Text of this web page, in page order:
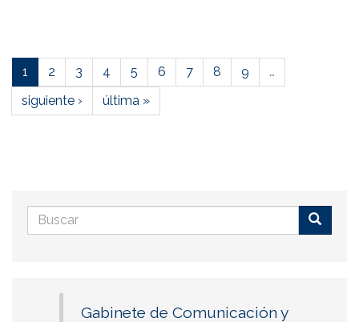
1 2 3 4 5 6 7 8 9
…
siguiente ›
última »
Formulario
de
Gabinete de Comunicación y